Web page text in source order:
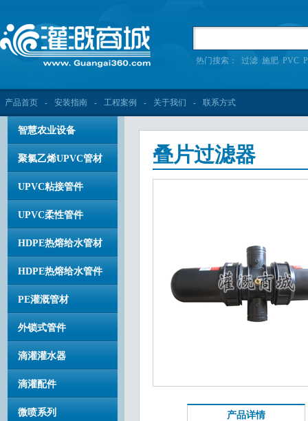
热门搜索： 过滤 施肥 PVC
产品首页 - 安装指南 - 工程案例 - 关于我们 - 联系方式
智慧农业设备
聚氯乙烯UPVC管材
UPVC粘接管件
UPVC柔性管件
HDPE热熔给水管材
HDPE热熔给水管件
PE灌溉管材
外锁式管件
滴灌灌水器
滴灌配件
微喷系列
叠片过滤器
产品详情